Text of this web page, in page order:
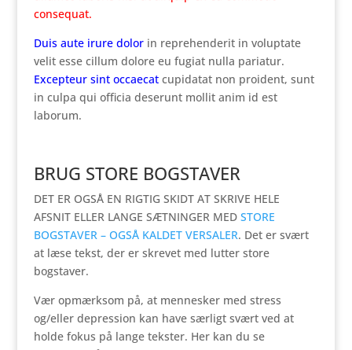
consequat.
Duis aute irure dolorin reprehenderit in voluptate
velit esse cillum dolore eu fugiat nulla pariatur.
Excepteur sint occaecatcupidatat non proident, sunt
in culpa qui officia deserunt mollit anim id est
laborum.
BRUG STORE BOGSTAVER
DET ER OGSÅ EN RIGTIG SKIDT AT SKRIVE HELE
AFSNIT ELLER LANGE SÆTNINGER MED STORE
BOGSTAVER – OGSÅ KALDET VERSALER. Det er svært
at læse tekst, der er skrevet med lutter store
bogstaver.
Vær opmærksom på, at mennesker med stress
og/eller depression kan have særligt svært ved at
holde fokus på lange tekster. Her kan du se